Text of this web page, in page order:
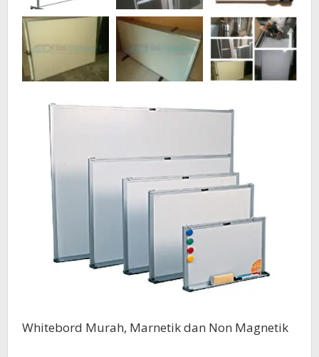
Whitebord Murah, Marnetik dan Non Magnetik